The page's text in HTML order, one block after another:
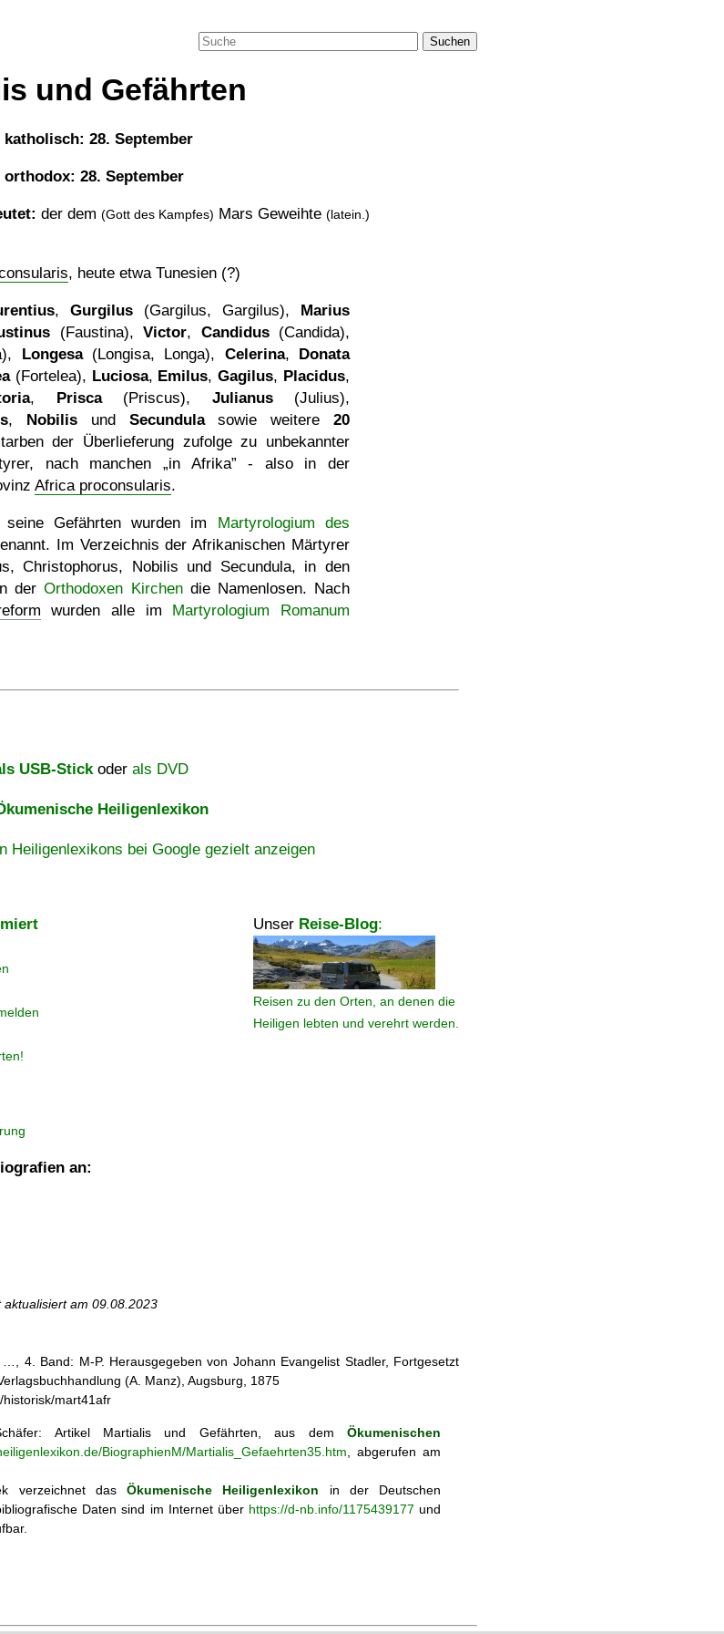
Suchen
und Gefährten
katholisch: 28. September
orthodox: 28. September
der dem (Gott des Kampfes) Mars Geweihte (latein.)
, heute etwa Tunesien (?)
, Gurgilus (Gargilus, Gargilus), Marius
(Faustina),Victor, Candidus(Candida),
Longesa(Longisa, Longa), Celerina, Donata
(Fortelea), Luciosa, Emilus,Gagilus, Placidus,
, Prisca(Priscus), Julianus(Julius),
, Nobilisund Secundulasowie weitere20
der Überlieferung zufolge zu unbekannter
nach manchen
in Afrika
- also in der
Africa proconsularis.
seine Gefährten wurden im Martyrologium des
Im Verzeichnis der Afrikanischen Märtyrer
Christophorus, Nobilis und Secundula, in den
derOrthodoxen Kirchendie Namenlosen. Nach
wurden alle im Martyrologium Romanum
USB-Stickoder als DVD
Heiligenlexikon
Heiligenlexikons bei Google gezielt anzeigen
Unser Reise-Blog:
Reisen zu den Orten, an denen die
Heiligen lebten und verehrt werden.
an:
aktualisiert am 09.08.2023
…, 4. Band: M-P. Herausgegeben von Johann Evangelist Stadler, Fortgesetzt
(A. Manz), Augsburg, 1875
historisk/mart41afr
Artikel Martialis und Gefährten, aus demÖkumenischen
BiographienM/Martialis_Gefaehrten35.htm , abgerufen am
verzeichnet dasÖkumenische Heiligenlexikon in der Deutschen
Daten sind im Internet über https://d-nb.info/1175439177 und